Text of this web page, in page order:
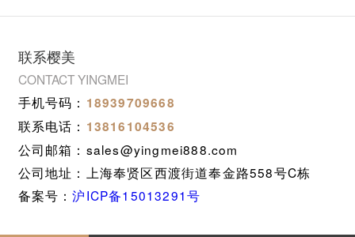
联系樱美
CONTACT YINGMEI
手机号码： 18939709668
联系电话： 13816104536
公司邮箱：sales@yingmei888.com
公司地址：上海奉贤区西渡街道奉金路558号C栋
备案号：沪ICP备15013291号